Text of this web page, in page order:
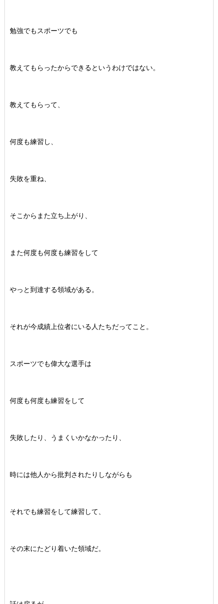
勉強でもスポーツでも
教えてもらったからできるというわけではない。
教えてもらって、
何度も練習し、
失敗を重ね、
そこからまた立ち上がり、
また何度も何度も練習をして
やっと到達する領域がある。
それが今成績上位者にいる人たちだってこと。
スポーツでも偉大な選手は
何度も何度も練習をして
失敗したり、うまくいかなかったり、
時には他人から批判されたりしながらも
それでも練習をして練習して、
その末にたどり着いた領域だ。